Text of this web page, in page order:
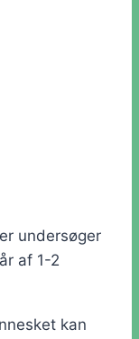
undersøger
af 1-2
kan